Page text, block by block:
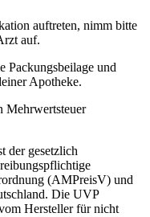
auftreten, nimm bitte
auf.
Packungsbeilage und
Apotheke.
Mehrwertsteuer
der gesetzlich
(AMPreisV) und
Die UVP
Hersteller für nicht